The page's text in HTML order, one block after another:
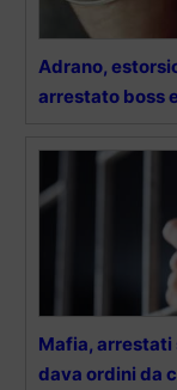
Adrano,
arrestato boss
Mafia, arrestati
dava ordini da